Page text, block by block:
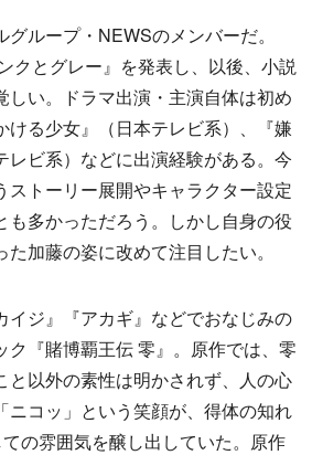
ループ・NEWSのメンバーだ。
クとグレー』を発表し、以後、小説
しい。ドラマ出演・主演自体は初め
ける少女』（日本テレビ系）、『嫌
レビ系）などに出演経験がある。今
ストーリー展開やキャラクター設定
も多かっただろう。しかし自身の役
加藤の姿に改めて注目したい。
ジ』『アカギ』などでおなじみの
ク『賭博覇王伝 零』。原作では、零
と以外の素性は明かされず、人の心
ニコッ」という笑顔が、得体の知れ
ての雰囲気を醸し出していた。原作